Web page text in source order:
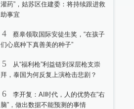
灌药”，姑苏区住建委：将持续跟进救
助事宜
4
蔡皋领取国际安徒生奖，“在孩子
们心底种下真善美的种子”
5
从“福利枪”利益链到深层枪支崇
拜，泰国为何反复上演枪击悲剧？
6
李开复：AI时代，人的优势在“右
脑”，做出数据不能预测的事情